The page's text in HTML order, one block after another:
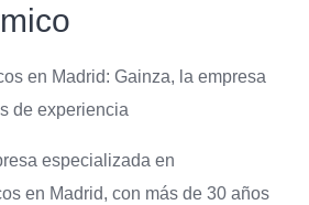
en Madrid: Gainza, la empresa
de experiencia
especializada en
en Madrid, con más de 30 años